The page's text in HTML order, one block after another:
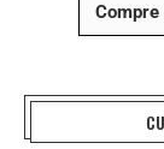
Compre